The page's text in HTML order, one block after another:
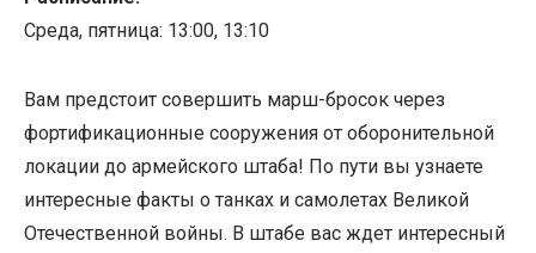
Среда, пятница: 13:00, 13:10
Вам предстоит совершить марш-бросок через
фортификационные сооружения от оборонительной
локации до армейского штаба! По пути вы узнаете
интересные факты о танках и самолетах Великой
Отечественной войны. В штабе вас ждет интересный